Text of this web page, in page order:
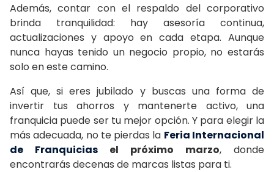
Además, contar con el respaldo del corporativo
brinda tranquilidad: hay asesoría continua,
actualizaciones y apoyo en cada etapa. Aunque
nunca hayas tenido un negocio propio, no estarás
solo en este camino.
Así que, si eres jubilado y buscas una forma de
invertir tus ahorros y mantenerte activo, una
franquicia puede ser tu mejor opción. Y para elegir la
más adecuada, no te pierdas la Feria Internacional
de Franquicias el próximo marzo, donde
encontrarás decenas de marcas listas para ti.